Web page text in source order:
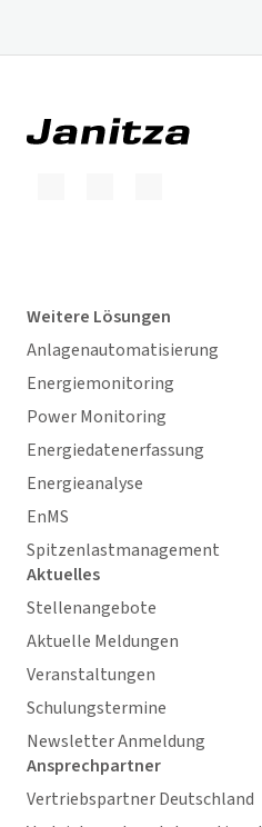
Weitere Lösungen
Anlagenautomatisierung
Energiemonitoring
Power Monitoring
Energiedatenerfassung
Energieanalyse
EnMS
Spitzenlastmanagement
Aktuelles
Stellenangebote
Aktuelle Meldungen
Veranstaltungen
Schulungstermine
Newsletter Anmeldung
Ansprechpartner
Vertriebspartner Deutschland